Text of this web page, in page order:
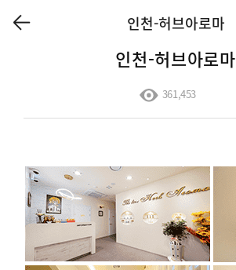
인천-허브아로마
인천-허브아로마
361,453